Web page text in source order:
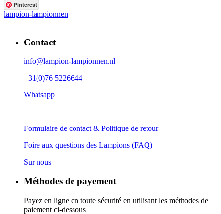
Pinterest
lampion-lampionnen
Contact
info@lampion-lampionnen.nl
+31(0)76 5226644
Whatsapp
Formulaire de contact & Politique de retour
Foire aux questions des Lampions (FAQ)
Sur nous
Méthodes de payement
Payez en ligne en toute sécurité en utilisant les méthodes de
paiement ci-dessous